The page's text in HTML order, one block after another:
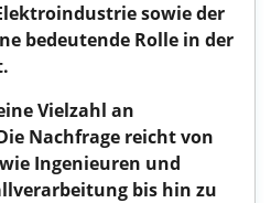
sowie der
bedeutende Rolle in der
Vielzahl an
Nachfrage reicht von
Ingenieuren und
bis hin zu